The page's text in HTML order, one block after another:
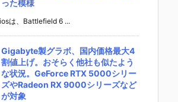
った模様
は、Battlefield 6 ...
Gigabyte製グラボ、国内価格最大4
割値上げ。おそらく他社も似たよう
な状況。GeForce RTX 5000シリー
ズやRadeon RX 9000シリーズなど
が対象